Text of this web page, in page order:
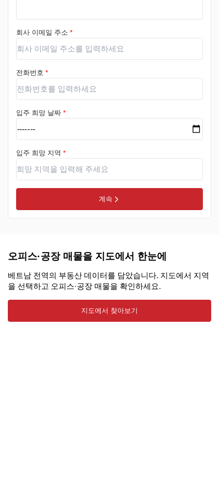
회사 이메일 주소 *
전화번호 *
입주 희망 날짜 *
입주 희망 지역 *
계속
오피스·공장 매물을 지도에서 한눈에
베트남 전역의 부동산 데이터를 담았습니다. 지도에서 지역
을 선택하고 오피스·공장 매물을 확인하세요.
지도에서 찾아보기